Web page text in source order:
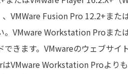
VMWare Fusion Pro 12.2+ま
。VMware Workstation Proま
きます。VMwareのウェブサ
VMware Workstation Proより